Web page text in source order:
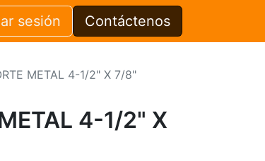
sesión Contáctenos
METAL 4-1/2" X 7/8"
4-1/2" X